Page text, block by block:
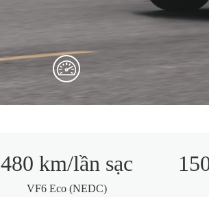
480 km/lần sạc
VF6 Eco (NEDC)